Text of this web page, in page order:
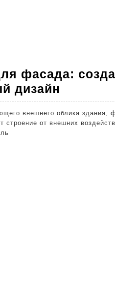
фасада:
дизайн
для
от внешних